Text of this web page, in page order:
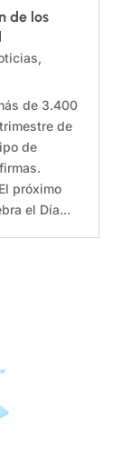
de los
,
de 3.400
de
de
próximo
el Día...